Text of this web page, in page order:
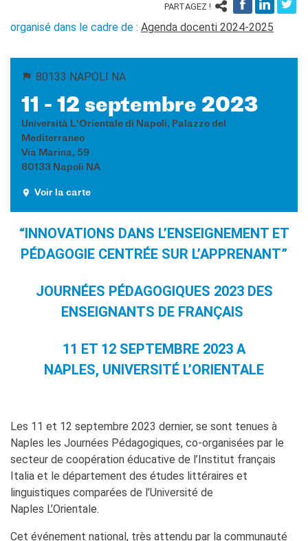
Fuori Sala
La Francia al Cinema
Residenza XR
DÉBATS D'IDÉES
INNOVATION
Soutien à la recherche et
l'innovation
Programme
QUI SOMMES-NOUS ?
Emplois/stages
Marchés Publics
Come sostenere
I Vantaggi
I nostri luoghi
I contatti
I nostri sostenitori
PARTAGEZ !
organisé dans le cadre de : Agenda docenti 2024-2025
80133 NAPOLI NA
11 - 12 septembre 2023
Università L'Orientale di Napoli, Palazzo del
Mediterraneo
Via Marina, 59
80133 Napoli NA
Voir la carte
“INNOVATIONS DANS L’ENSEIGNEMENT ET
PÉDAGOGIE CENTRÉE SUR L’APPRENANT”
JOURNÉES PÉDAGOGIQUES 2023 DES
ENSEIGNANTS DE FRANÇAIS
11 ET 12 SEPTEMBRE 2023 A
NAPLES, UNIVERSITÉ L’ORIENTALE
Les 11 et 12 septembre 2023 dernier, se sont tenues à
Naples les Journées Pédagogiques, co-organisées par le
secteur de coopération éducative de l’Institut français
Italia et le département des études littéraires et
linguistiques comparées de l’Université de
Naples L’Orientale.
Cet événement national, très attendu par la communauté